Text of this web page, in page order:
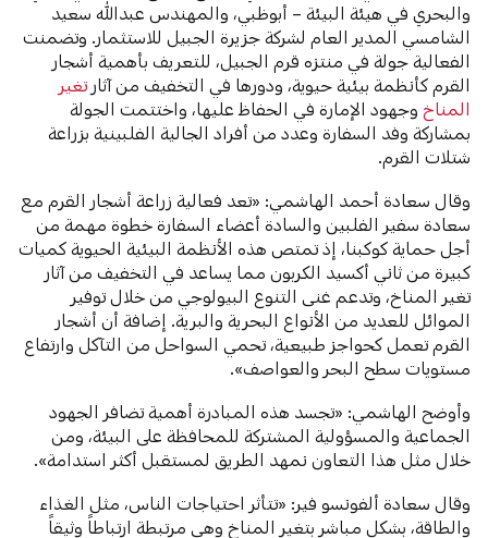
والبحري في هيئة البيئة – أبوظبي، والمهندس عبدالله سعيد
الشامسي المدير العام لشركة جزيرة الجبيل للاستثمار. وتضمنت
الفعالية جولة في منتزه قرم الجبيل، للتعريف بأهمية أشجار
القرم كأنظمة بيئية حيوية، ودورها في التخفيف من آثار تغير
المناخوجهود الإمارة في الحفاظ عليها، واختتمت الجولة
بمشاركة وفد السفارة وعدد من أفراد الجالية الفلبينية بزراعة
شتلات القرم.
وقال سعادة أحمد الهاشمي: «تعد فعالية زراعة أشجار القرم مع
سعادة سفير الفلبين والسادة أعضاء السفارة خطوة مهمة من
أجل حماية كوكبنا، إذ تمتص هذه الأنظمة البيئية الحيوية كميات
كبيرة من ثاني أكسيد الكربون مما يساعد في التخفيف من آثار
تغير المناخ، وتدعم غنى التنوع البيولوجي من خلال توفير
الموائل للعديد من الأنواع البحرية والبرية. إضافة أن أشجار
القرم تعمل كحواجز طبيعية، تحمي السواحل من التآكل وارتفاع
مستويات سطح البحر والعواصف».
وأوضح الهاشمي: «تجسد هذه المبادرة أهمية تضافر الجهود
الجماعية والمسؤولية المشتركة للمحافظة على البيئة، ومن
خلال مثل هذا التعاون نمهد الطريق لمستقبل أكثر استدامة».
وقال سعادة ألفونسو فير: «تتأثر احتياجات الناس، مثل الغذاء
والطاقة، بشكل مباشر بتغير المناخ وهي مرتبطة ارتباطاً وثيقاً